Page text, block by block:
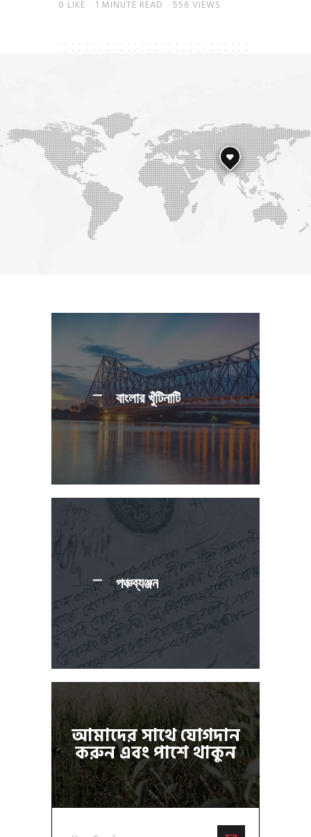
0 LIKE 1 MINUTE READ 556 VIEWS
বাংলার খুঁটিনাটি
পঞ্চব্যঞ্জন
আমাদের সাথে যোগদান
করুন এবং পাশে থাকুন